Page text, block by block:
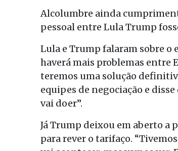
Alcolumbre ainda
pessoal entre Lula Trump
Lula e Trump falaram sobre o
haverá mais problemas entre
teremos uma solução
equipes de negociação e
vai doer”.
Já Trump deixou em aberto a
para rever o tarifaço.